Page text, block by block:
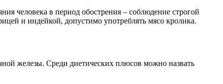
человека в период обострения – соблюдение строгой
и индейкой, допустимо употреблять мясо кролика.
железы. Среди диетических плюсов можно назвать